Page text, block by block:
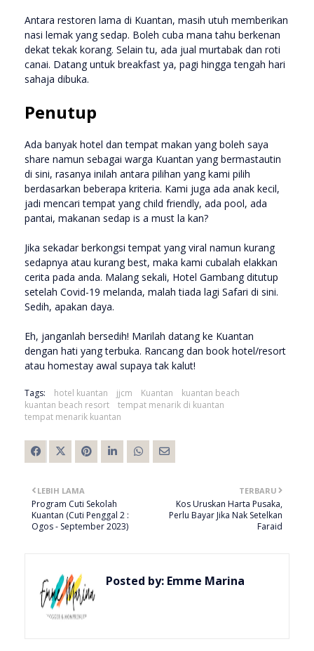
Antara restoren lama di Kuantan, masih utuh memberikan
nasi lemak yang sedap. Boleh cuba mana tahu berkenan
dekat tekak korang. Selain tu, ada jual murtabak dan roti
canai. Datang untuk breakfast ya, pagi hingga tengah hari
sahaja dibuka.
Penutup
Ada banyak hotel dan tempat makan yang boleh saya
share namun sebagai warga Kuantan yang bermastautin
di sini, rasanya inilah antara pilihan yang kami pilih
berdasarkan beberapa kriteria. Kami juga ada anak kecil,
jadi mencari tempat yang child friendly, ada pool, ada
pantai, makanan sedap is a must la kan?
Jika sekadar berkongsi tempat yang viral namun kurang
sedapnya atau kurang best, maka kami cubalah elakkan
cerita pada anda. Malang sekali, Hotel Gambang ditutup
setelah Covid-19 melanda, malah tiada lagi Safari di sini.
Sedih, apakan daya.
Eh, janganlah bersedih! Marilah datang ke Kuantan
dengan hati yang terbuka. Rancang dan book hotel/resort
atau homestay awal supaya tak kalut!
Tags: hotel kuantan jjcm Kuantan
kuantan beach
kuantan beach resort
tempat menarik di kuantan
tempat menarik kuantan
TERBARU
Kos Uruskan Harta Pusaka,
Perlu Bayar Jika Nak Setelkan
Faraid
LEBIH LAMA
Program Cuti Sekolah
Kuantan (Cuti Penggal 2 :
Ogos - September 2023)
Posted by: Emme Marina